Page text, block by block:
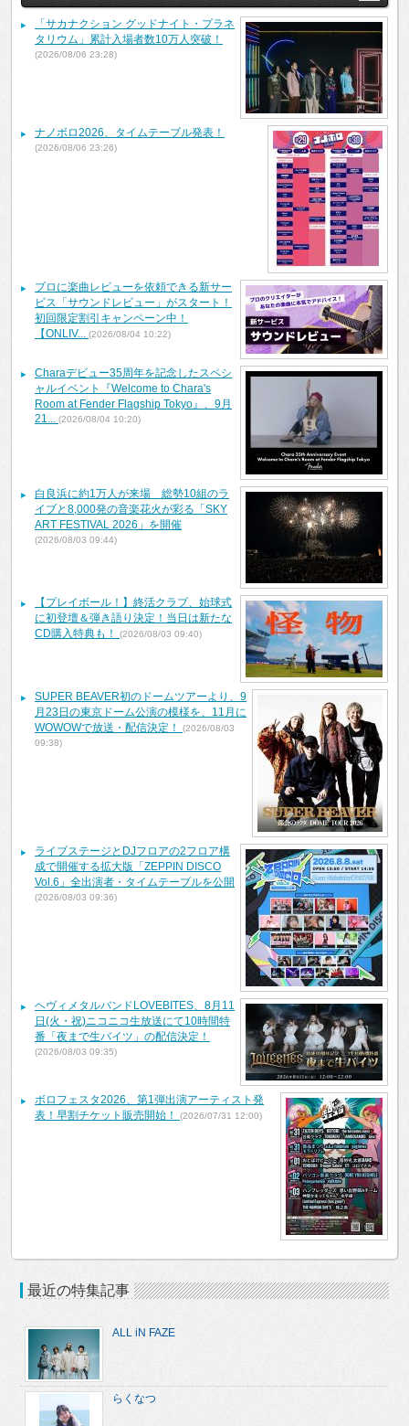
「サカナクション グッドナイト・プラネ
タリウム」累計入場者数10万人突破！
(2026/08/06 23:28)
ナノボロ2026、タイムテーブル発表！
(2026/08/06 23:26)
プロに楽曲レビューを依頼できる新サー
ビス「サウンドレビュー」がスタート！
初回限定割引キャンペーン中！
【ONLIV...
(2026/08/04 10:22)
Charaデビュー35周年を記念したスペシ
ャルイベント『Welcome to Chara's
Room at Fender Flagship Tokyo』、9月
21...
(2026/08/04 10:20)
白良浜に約1万人が来場 総勢10組のラ
イブと8,000発の音楽花火が彩る「SKY
ART FESTIVAL 2026」を開催
(2026/08/03 09:44)
【プレイボール！】終活クラブ、始球式
に初登壇＆弾き語り決定！当日は新たな
CD購入特典も！
(2026/08/03 09:40)
SUPER BEAVER初のドームツアーより、9
月23日の東京ドーム公演の模様を、11月に
WOWOWで放送・配信決定！
(2026/08/03
09:38)
ライブステージとDJフロアの2フロア構
成で開催する拡大版「ZEPPIN DISCO
Vol.6」全出演者・タイムテーブルを公開
(2026/08/03 09:36)
ヘヴィメタルバンドLOVEBITES、8月11
日(火・祝)ニコニコ生放送にて10時間特
番「夜まで生バイツ」の配信決定！
(2026/08/03 09:35)
ボロフェスタ2026、第1弾出演アーティスト発
表！早割チケット販売開始！
(2026/07/31 12:00)
最近の特集記事
ALL iN FAZE
らくなつ